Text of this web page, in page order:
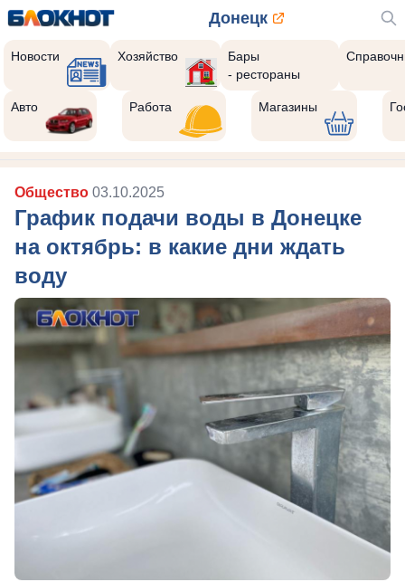
Донецк
Новости Хозяйство
Бары
- рестораны
Авто Работа Магазины
Общество 03.10.2025
График подачи воды в Донецке
на октябрь: в какие дни ждать
воду